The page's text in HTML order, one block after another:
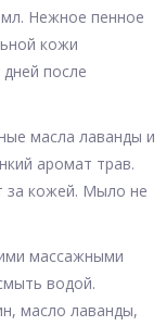
Нежное пенное
кожи
после
масла лаванды и
аромат трав.
за кожей. Мыло не
массажными
водой.
масло лаванды,